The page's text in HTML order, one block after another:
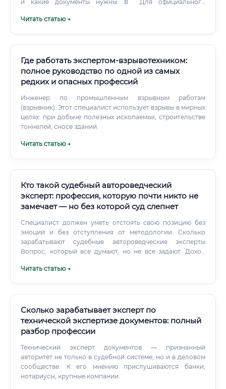
и какие документы нужны 📄 Для официального
учреждение потребуется: ✅ Для работы в частной
негосударственных структур, однако значительно
повышает стоимость услуг специалиста.
Читать статью →
Где работать экспертом-взрывотехником:
полное руководство по одной из самых
редких и опасных профессий
Инженер по промышленным взрывным работам
(взрывник). Этот специалист использует взрывы в мирных
целях: при добыче полезных ископаемых, строительстве
тоннелей, сносе зданий.
Читать статью →
Кто такой судебный автороведческий
эксперт: профессия, которую почти никто не
замечает — но без которой суд слепнет
Специалист должен уметь отстоять свою позицию без
эмоций и без отступления от методологии. Сколько
зарабатывают судебные автороведческие эксперты
Вопрос, который все думают, но не все задают. Доход
(государство или частная практика), региона и
Читать статью →
Сколько зарабатывает эксперт по
технической экспертизе документов: полный
разбор профессии
Технический эксперт документов — признанный
авторитет не только в судебной системе, но и в деловом
сообществе. К его мнению прислушиваются банки,
нотариусы, крупные компании.